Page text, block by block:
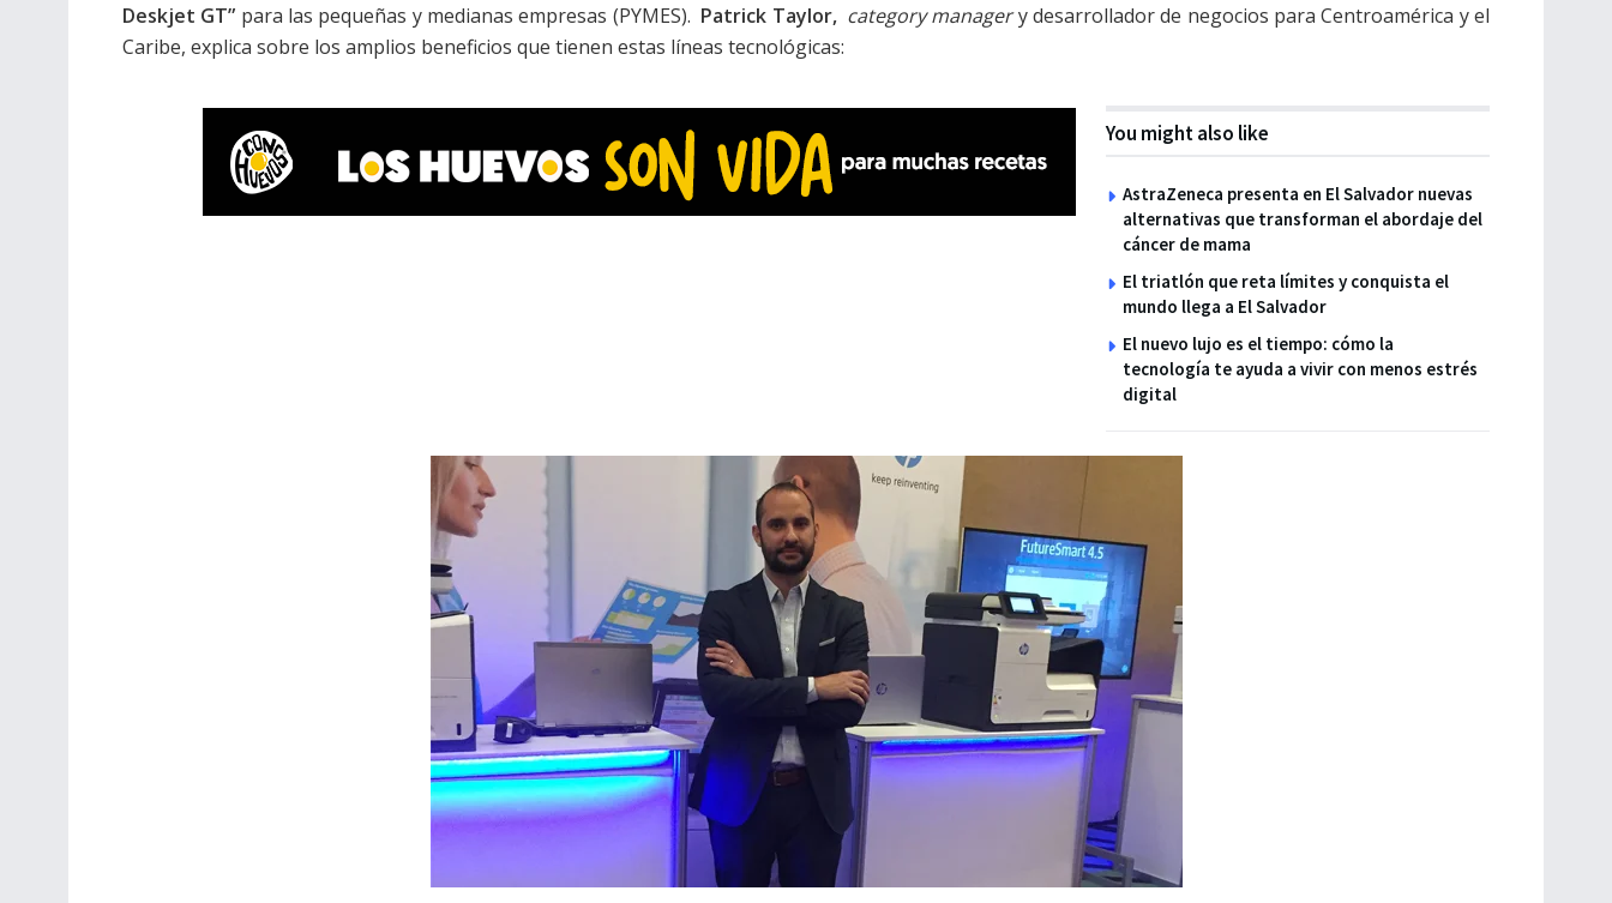
Deskjet GT” para las pequeñas y medianas empresas (PYMES). Patrick Taylor, category managery desarrollador de negocios para Centroamérica y el
Caribe, explica sobre los amplios beneficios que tienen estas líneas tecnológicas:
You might also like
AstraZeneca presenta en El Salvador nuevas
alternativas que transforman el abordaje del
cáncer de mama
El triatlón que reta límites y conquista el
mundo llega a El Salvador
El nuevo lujo es el tiempo: cómo la
tecnología te ayuda a vivir con menos estrés
digital